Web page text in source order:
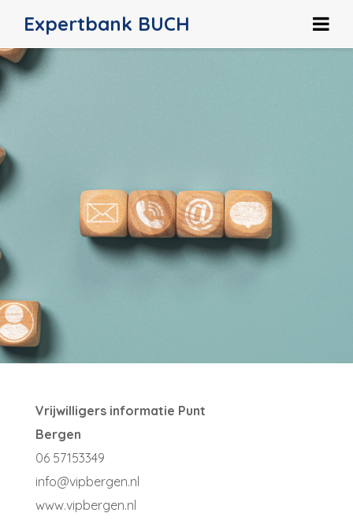
Expertbank BUCH
CONTACT
Vrijwilligers informatie Punt
Bergen
06 57153349
info@vipbergen.nl
www.vipbergen.nl